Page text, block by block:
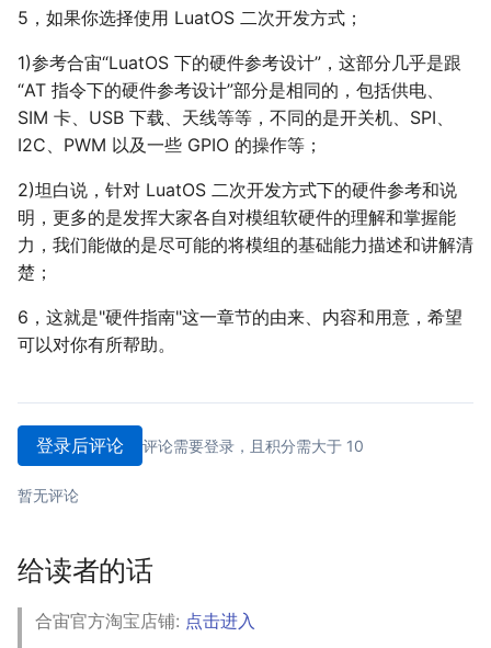
5，如果你选择使用 LuatOS 二次开发方式；
1)参考合宙“LuatOS 下的硬件参考设计”，这部分几乎是跟
“AT 指令下的硬件参考设计”部分是相同的，包括供电、
SIM 卡、USB 下载、天线等等，不同的是开关机、SPI、
I2C、PWM 以及一些 GPIO 的操作等；
2)坦白说，针对 LuatOS 二次开发方式下的硬件参考和说
明，更多的是发挥大家各自对模组软硬件的理解和掌握能
力，我们能做的是尽可能的将模组的基础能力描述和讲解清
楚；
6，这就是"硬件指南"这一章节的由来、内容和用意，希望
可以对你有所帮助。
登录后评论 评论需要登录，且积分需大于 10
暂无评论
给读者的话
合宙官方淘宝店铺: 点击进入